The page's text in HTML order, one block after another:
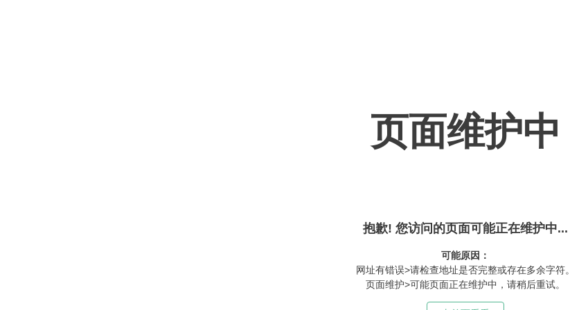
页面维护中
抱歉! 您访问的页面可能正在维护中...
可能原因：
网址有错误>请检查地址是否完整或存在多余字符。
页面维护>可能页面正在维护中，请稍后重试。